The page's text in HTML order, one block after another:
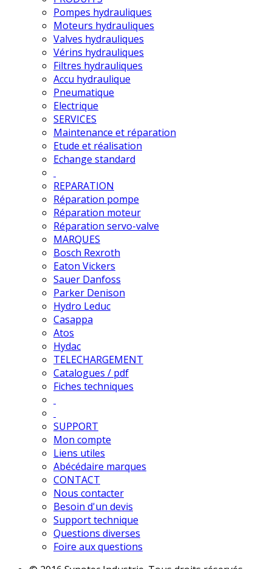
Pompes hydrauliques
Moteurs hydrauliques
Valves hydrauliques
Vérins hydrauliques
Filtres hydrauliques
Accu hydraulique
Pneumatique
Electrique
SERVICES
Maintenance et réparation
Etude et réalisation
Echange standard
REPARATION
Réparation pompe
Réparation moteur
Réparation servo-valve
MARQUES
Bosch Rexroth
Eaton Vickers
Sauer Danfoss
Parker Denison
Hydro Leduc
Casappa
Atos
Hydac
TELECHARGEMENT
Catalogues / pdf
Fiches techniques
SUPPORT
Mon compte
Liens utiles
Abécédaire marques
CONTACT
Nous contacter
Besoin d'un devis
Support technique
Questions diverses
Foire aux questions